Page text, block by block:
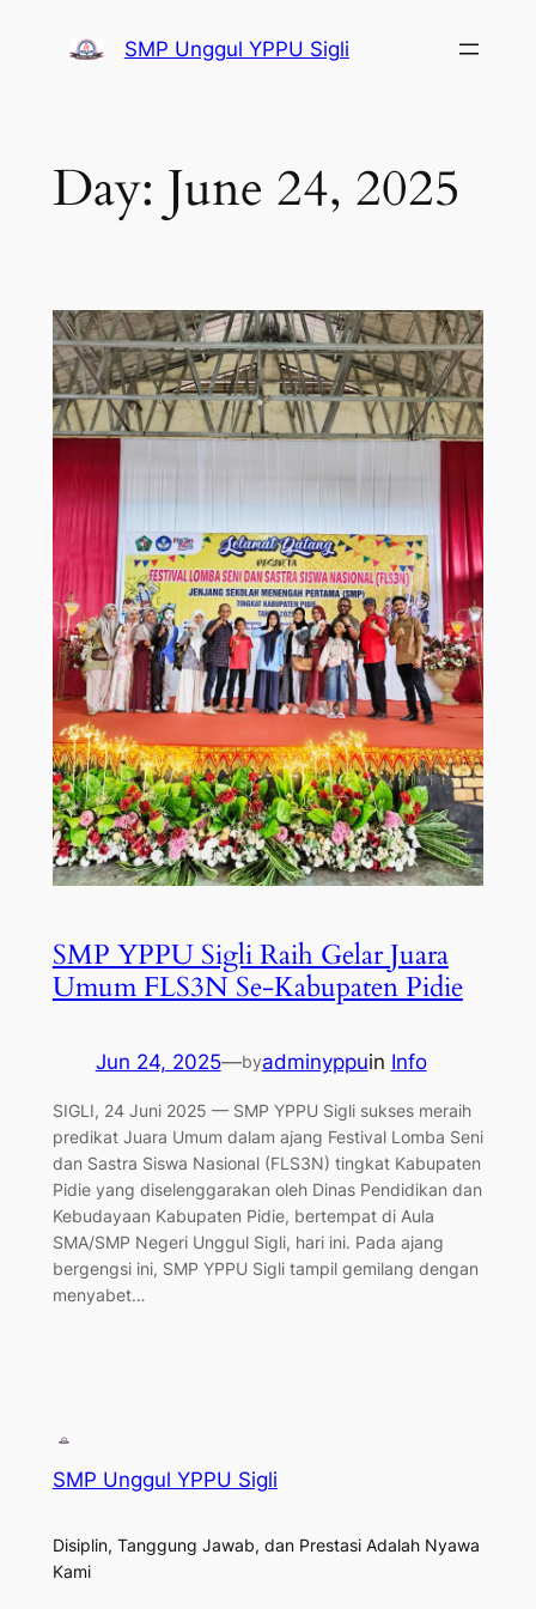
SMP Unggul YPPU Sigli
Day: June 24, 2025
SMP YPPU Sigli Raih Gelar Juara
Umum FLS3N Se-Kabupaten Pidie
Jun 24, 2025—byadminyppuin Info
SIGLI, 24 Juni 2025 — SMP YPPU Sigli sukses meraih
predikat Juara Umum dalam ajang Festival Lomba Seni
dan Sastra Siswa Nasional (FLS3N) tingkat Kabupaten
Pidie yang diselenggarakan oleh Dinas Pendidikan dan
Kebudayaan Kabupaten Pidie, bertempat di Aula
SMA/SMP Negeri Unggul Sigli, hari ini. Pada ajang
bergengsi ini, SMP YPPU Sigli tampil gemilang dengan
menyabet…
SMP Unggul YPPU Sigli
Disiplin, Tanggung Jawab, dan Prestasi Adalah Nyawa
Kami